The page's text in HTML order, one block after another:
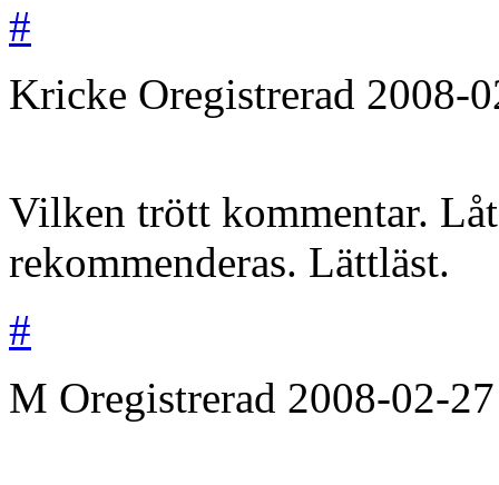
#
Kricke Oregistrerad 2008-
Vilken trött kommentar.
rekommenderas. Lättläst.
#
M Oregistrerad 2008-02-27